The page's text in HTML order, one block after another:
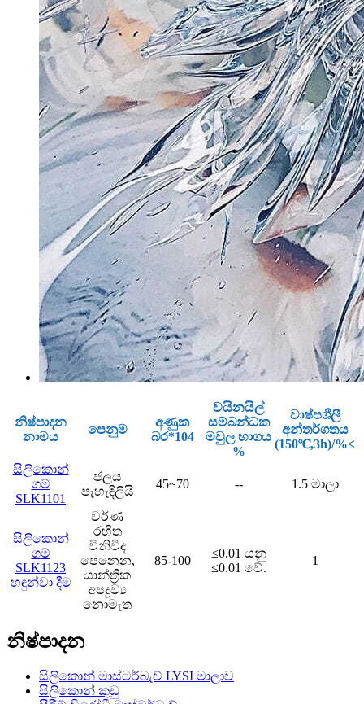
නිෂ්පාදන
නාමය
පෙනුම
අණුක
බර*104
වයිනයිල්
සම්බන්ධක
මවුල භාගය
%
වාෂ්පශීලී
අන්තර්ගතය
(150℃,3h)/%≤
සිලිකොන්
ගම්
SLK1101
ජලය
පැහැදිලියි
45~70 -- 1.5 මාලා
සිලිකොන්
ගම්
SLK1123
හඳුන්වා දීම
වර්ණ
රහිත
විනිවිද
පෙනෙන,
යාන්ත්‍රික
අපද්‍රව්‍ය
නොමැත
85-100
≤0.01 යනු
≤0.01 වේ.
1
නිෂ්පාදන
සිලිකොන් මාස්ටර්බැච් LYSI මාලාව
සිලිකොන් කුඩු